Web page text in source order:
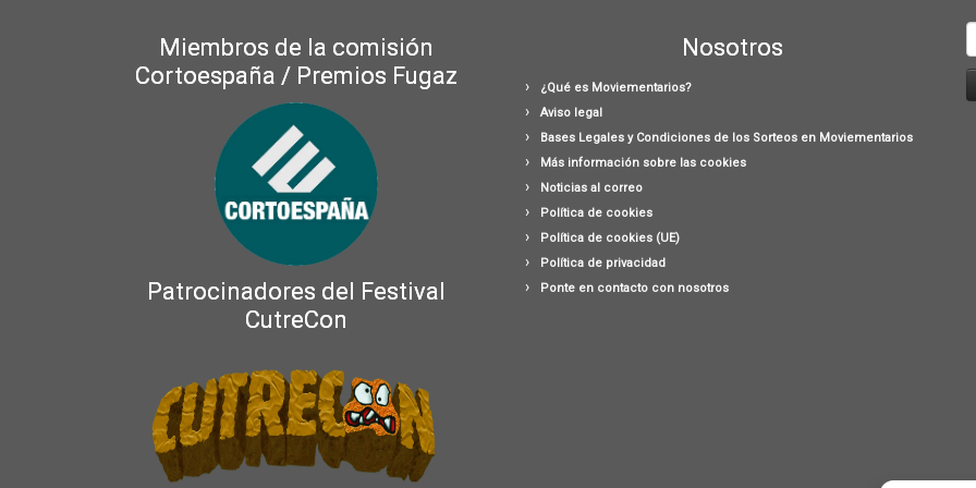
Miembros de la comisión
Cortoespaña / Premios Fugaz
Patrocinadores del Festival
CutreCon
Nosotros
¿Qué es Moviementarios?
Aviso legal
Bases Legales y Condiciones de los Sorteos en Moviementarios
Más información sobre las cookies
Noticias al correo
Política de cookies
Política de cookies (UE)
Política de privacidad
Ponte en contacto con nosotros